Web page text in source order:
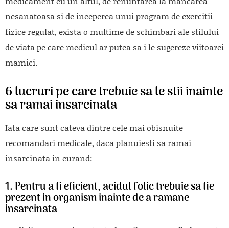
nesanatoasa si de inceperea unui program de exercitii
fizice regulat, exista o multime de schimbari ale stilului
de viata pe care medicul ar putea sa i le sugereze viitoarei
mamici.
6 lucruri pe care trebuie sa le stii inainte
sa ramai insarcinata
Iata care sunt cateva dintre cele mai obisnuite
recomandari medicale, daca planuiesti sa ramai
insarcinata in curand:
1. Pentru a fi eficient, acidul folic trebuie sa fie
prezent in organism inainte de a ramane
insarcinata